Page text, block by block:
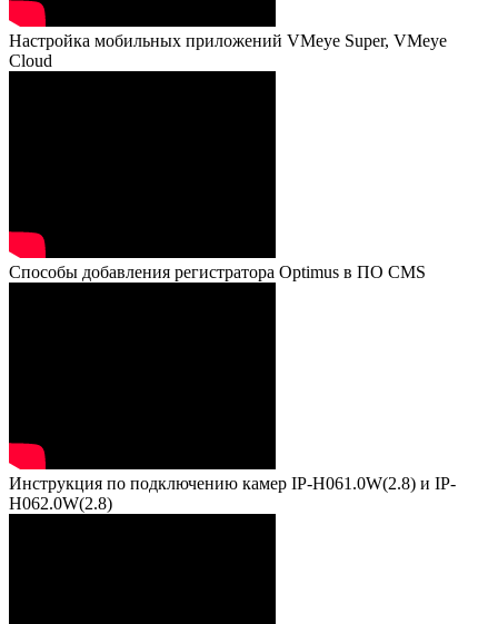
Настройка мобильных приложений VMeye Super, VMeye
Cloud
Способы добавления регистратора Optimus в ПО CMS
Инструкция по подключению камер IP-H061.0W(2.8) и IP-
H062.0W(2.8)